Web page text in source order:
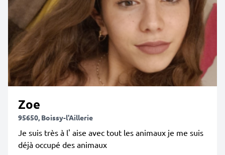
Zoe
95650, Boissy-l'Aillerie
Je suis très à l' aise avec tout les animaux je me suis
déjà occupé des animaux